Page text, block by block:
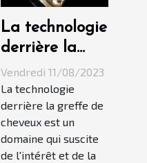
La technologie
derrière la
greffe de
cheveux:
comment ça
marche?
Vendredi 11/08/2023
La technologie
derrière la greffe de
cheveux est un
domaine qui suscite
de l'intérêt et de la